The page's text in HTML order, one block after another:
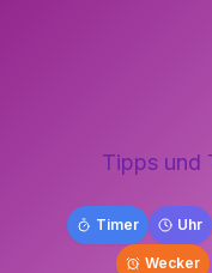
Tipps und
Timer Uhr
Wecker